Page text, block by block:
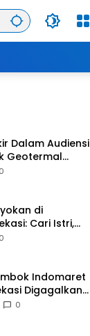
Dalam Audiensi
Geotermal
Sumedang
0
di
Cari Istri,
0
Indomaret
Digagalkan
Dua
0